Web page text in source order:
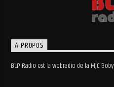
A PROPOS
BLP Radio est la webradio de la MJC